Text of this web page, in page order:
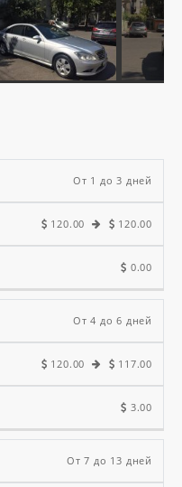
От 1 до 3 дней
120.00 120.00
0.00
От 4 до 6 дней
120.00 117.00
3.00
От 7 до 13 дней